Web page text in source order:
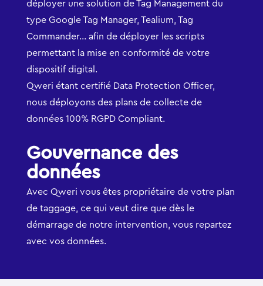
déployer une solution de Tag Management du
type Google Tag Manager, Tealium, Tag
Commander… afin de déployer les scripts
permettant la mise en conformité de votre
dispositif digital.
Qweri étant certifié Data Protection Officer,
nous déployons des plans de collecte de
données 100% RGPD Compliant.
Gouvernance des
données
Avec Qweri vous êtes propriétaire de votre plan
de taggage, ce qui veut dire que dès le
démarrage de notre intervention, vous repartez
avec vos données.